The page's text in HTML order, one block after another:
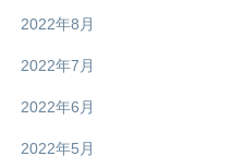
2022年8月
2022年7月
2022年6月
2022年5月